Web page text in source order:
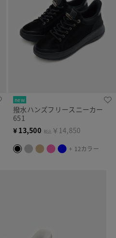
new
撥水ハンズフリースニーカー
651
¥ 13,500 税込 ￥14,850
+ 12カラー